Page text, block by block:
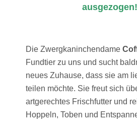
Die Zwergkaninchendame
Fundtier zu uns und sucht
neues Zuhause, dass sie am
teilen möchte. Sie freut sich
artgerechtes Frischfutter und
Hoppeln, Toben und